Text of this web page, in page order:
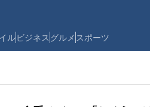
ルビジネス グルメ スポーツ